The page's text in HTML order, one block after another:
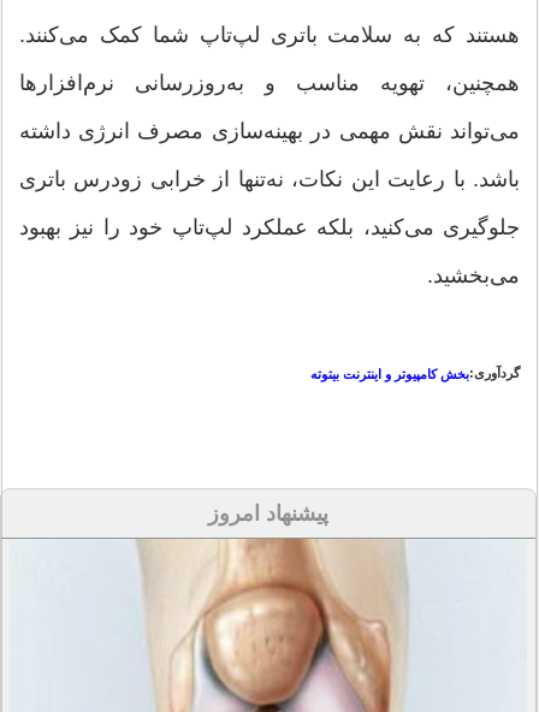
هستند که به سلامت باتری لپ‌تاپ شما کمک می‌کنند.
همچنین، تهویه مناسب و به‌روزرسانی نرم‌افزارها
می‌تواند نقش مهمی در بهینه‌سازی مصرف انرژی داشته
باشد. با رعایت این نکات، نه‌تنها از خرابی زودرس باتری
جلوگیری می‌کنید، بلکه عملکرد لپ‌تاپ خود را نیز بهبود
می‌بخشید.
گردآوری:بخش کامپیوتر و اینترنت بیتوته
پیشنهاد امروز